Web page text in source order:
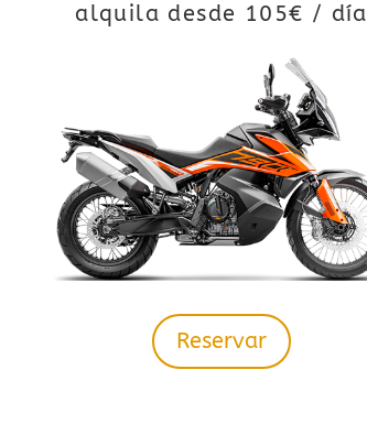
alquila desde 105€ / día
Reservar